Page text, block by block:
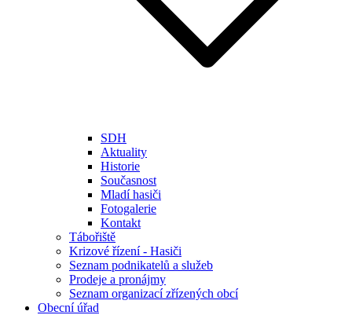
SDH
Aktuality
Historie
Současnost
Mladí hasiči
Fotogalerie
Kontakt
Tábořiště
Krizové řízení - Hasiči
Seznam podnikatelů a služeb
Prodeje a pronájmy
Seznam organizací zřízených obcí
Obecní úřad